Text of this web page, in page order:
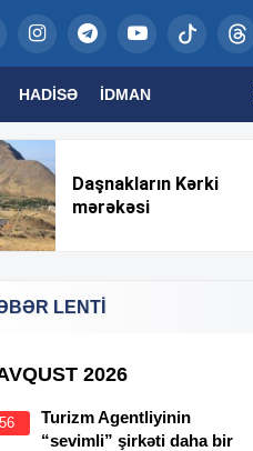
HADISƏ İDMAN
Daşnakların Kərki
mərəkəsi
LENTİ
2026
Turizm Agentliyinin
“sevimli” şirkəti daha bir